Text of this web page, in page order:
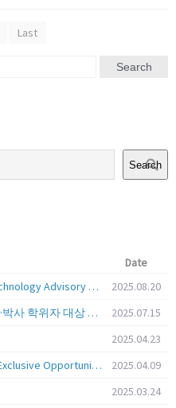
Last
Search
Search
Date
Call for Applications: 2025 Korea Technology Advisory Group (K-TAG)
2025.08.20
과총-한국은행 주관 이공계 분야 석·박사 학위자 대상 서베이
2025.07.15
2025.04.23
i-Drone 2025, Deadline Extended & Exclusive Opportunity to Travel to Korea!
2025.04.09
2025.03.24